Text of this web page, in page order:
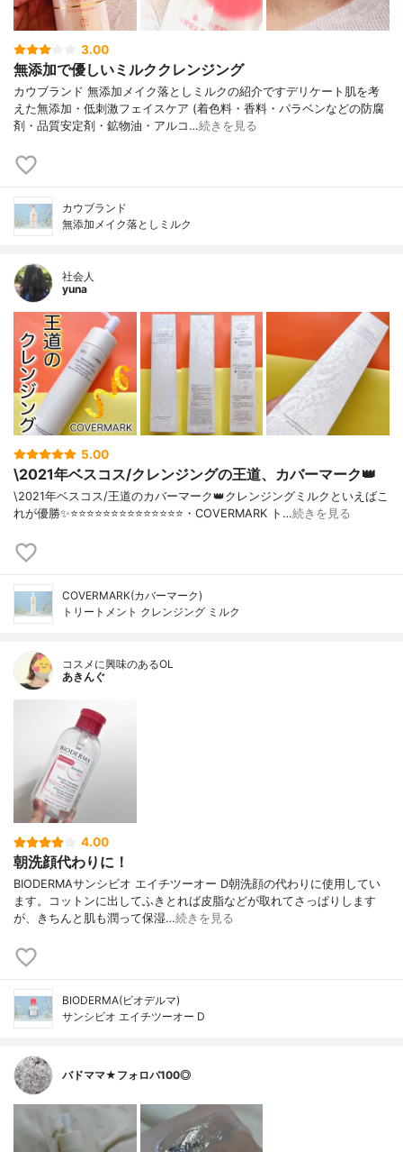
3.00
無添加で優しいミルククレンジング
カウブランド 無添加メイク落としミルクの紹介ですデリケート肌を考
えた無添加・低刺激フェイスケア (着色料・香料・パラベンなどの防腐
剤・品質安定剤・鉱物油・アルコ…続きを見る
カウブランド
無添加メイク落としミルク
社会人
yuna
5.00
\2021年ベスコス/クレンジングの王道、カバーマーク👑
\2021年ベスコス/王道のカバーマーク👑クレンジングミルクといえばこ
れが優勝✨⭐️⭐️⭐️⭐️⭐️⭐️⭐️⭐️⭐️⭐️⭐️⭐️⭐️⭐️・COVERMARK ト…続きを見る
COVERMARK(カバーマーク)
トリートメント クレンジング ミルク
コスメに興味のあるOL
あきんぐ
4.00
朝洗顔代わりに！
BIODERMAサンシビオ エイチツーオー D朝洗顔の代わりに使用してい
ます。コットンに出してふきとれば皮脂などが取れてさっぱりします
が、きちんと肌も潤って保湿…続きを見る
BIODERMA(ビオデルマ)
サンシビオ エイチツーオー D
バドママ★フォロバ100◎